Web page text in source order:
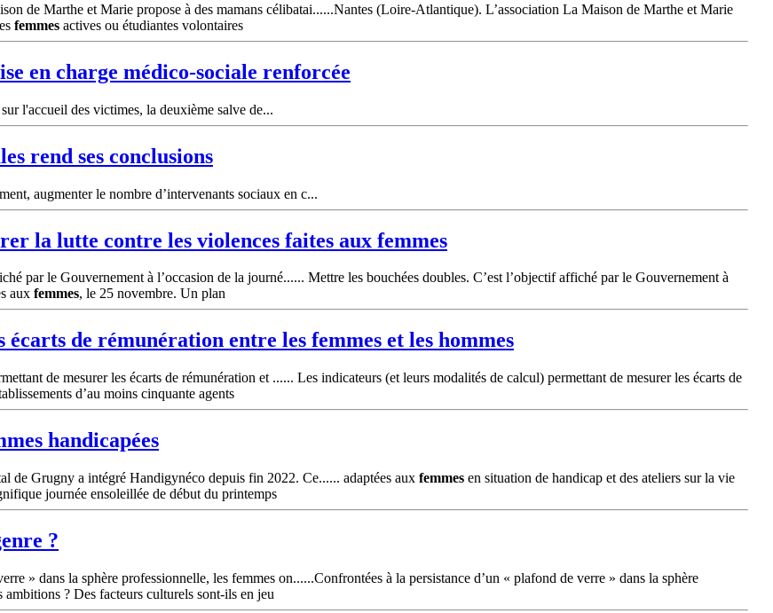
de Marthe et Marie propose à des mamans célibatai......Nantes (Loire-Atlantique). L’association La Maison de Marthe et Marie
femmes actives ou étudiantes volontaires
en charge médico-sociale renforcée
l'accueil des victimes, la deuxième salve de...
rend ses conclusions
augmenter le nombre d’intervenants sociaux en c...
la lutte contre les violences faites aux femmes
par le Gouvernement à l’occasion de la journé...... Mettre les bouchées doubles. C’est l’objectif affiché par le Gouvernement à
aux femmes, le 25 novembre. Un plan
de rémunération entre les femmes et les hommes
de mesurer les écarts de rémunération et ...... Les indicateurs (et leurs modalités de calcul) permettant de mesurer les écarts de
d’au moins cinquante agents
handicapées
de Grugny a intégré Handigynéco depuis fin 2022. Ce...... adaptées aux femmes en situation de handicap et des ateliers sur la vie
journée ensoleillée de début du printemps
?
» dans la sphère professionnelle, les femmes on......Confrontées à la persistance d’un « plafond de verre » dans la sphère
? Des facteurs culturels sont-ils en jeu